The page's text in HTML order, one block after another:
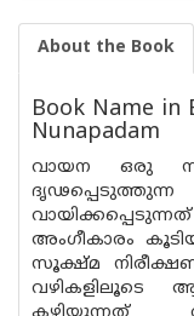
About the Book
Book Name in
Nunapadam
വായന ഒരു
അംഗീകാരം
സൂക്ഷ്മ
വഴികളിലൂടെ